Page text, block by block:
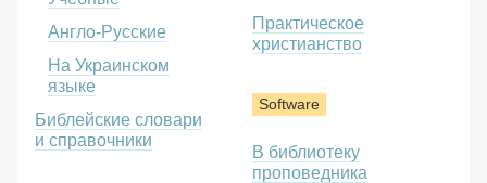
Англо-Русские
На Украинском
языке
Библейские словари
и справочники
Практическое
христианство
Software
В библиотеку
проповедника